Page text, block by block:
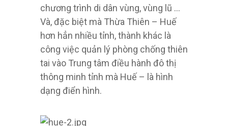
chương trình di dân vùng, vùng lũ …
Và, đặc biệt mà Thừa Thiên – Huế
hơn hẳn nhiều tỉnh, thành khác là
công việc quản lý phòng chống thiên
tai vào Trung tâm điều hành đô thị
thông minh tỉnh mà Huế – là hình
dạng điển hình.